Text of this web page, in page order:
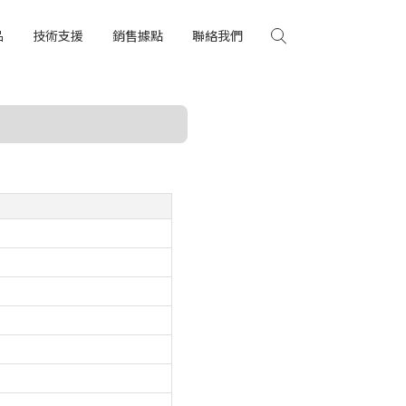
技術支援 銷售據點 聯絡我們